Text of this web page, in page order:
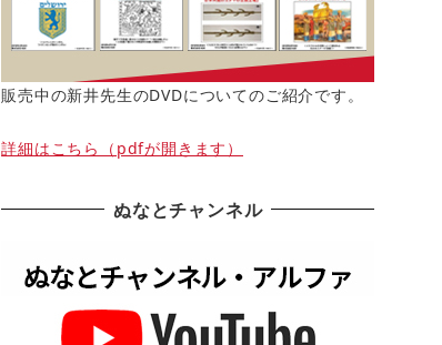
販売中の新井先生のDVDについてのご紹介です。
詳細はこちら（pdfが開きます）
ぬなとチャンネル